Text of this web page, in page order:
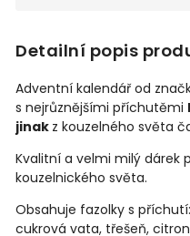
Detailní popis
Adventní kalendář od
s nejrůznějšími příchutěmi
jinak z kouzelného světa
Kvalitní a velmi milý dárek
kouzelnického světa.
Obsahuje fazolky s
cukrová vata, třešeň,